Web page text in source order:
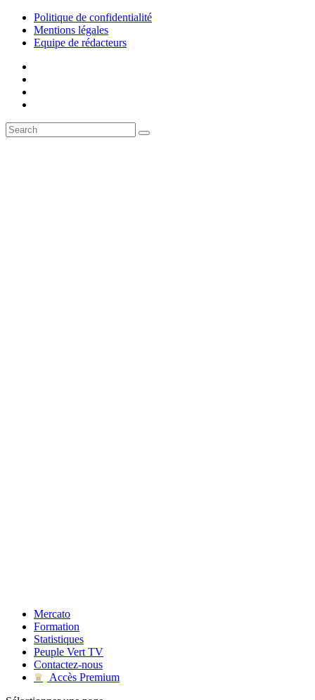
Politique de confidentialité
Mentions légales
Equipe de rédacteurs
Mercato
Formation
Statistiques
Peuple Vert TV
Contactez-nous
♛
Accès Premium